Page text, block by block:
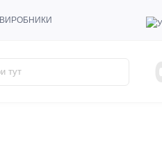
ВИРОБНИКИ